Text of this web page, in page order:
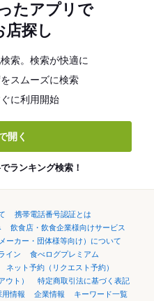
たアプリで
店探し
索。検索が快適に
スムーズに検索
に利用開始
開く
ランキング検索！
携帯電話番号認証とは
飲食店・飲食企業様向けサービス
ーカー・団体様等向け）について
イン
食べログプレミアム
ネット予約（リクエスト予約）
ウト）
特定商取引法に基づく表記
用情報 企業情報
キーワード一覧